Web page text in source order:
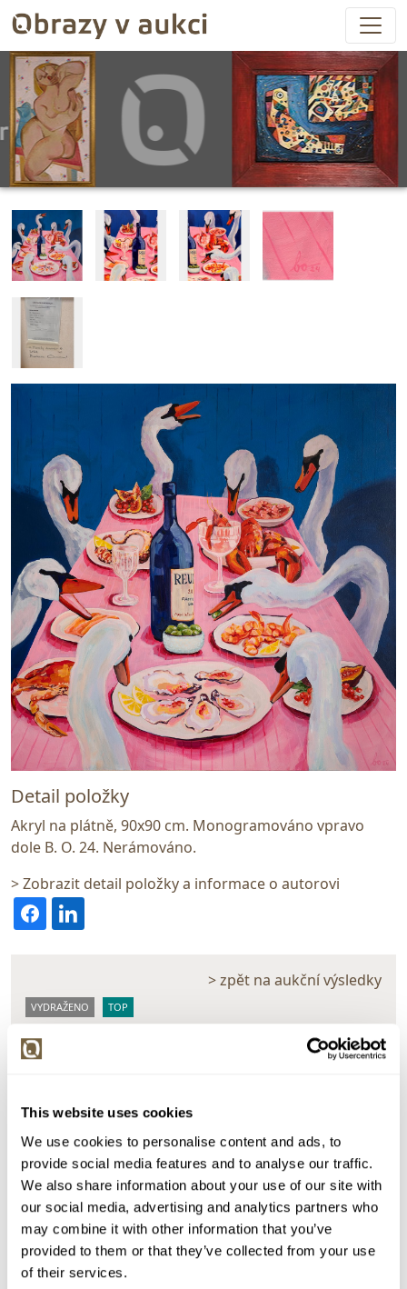
This website uses cookies
We use cookies to personalise content and ads, to
provide social media features and to analyse our traffic.
We also share information about your use of our site with
our social media, advertising and analytics partners who
may combine it with other information that you’ve
provided to them or that they’ve collected from your use
of their services.
Detail položky
Akryl na plátně, 90x90 cm. Monogramováno vpravo
dole B. O. 24. Nerámováno.
> Zobrazit detail položky a informace o autorovi
> zpět na aukční výsledky
VYDRAŽENO TOP
Barbora Oudesová
150958. Family Dinner
Vyvolávací cena:
vydraženo za:
39 000 Kč
Zpět na aukční výsledky
Chcete prodat obraz od stejného autora?